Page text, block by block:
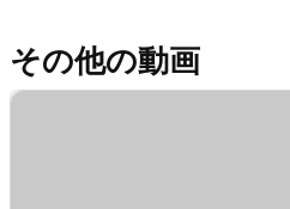
レッスン 13 (/ 20)
スマートターミナルで手
その他の動画